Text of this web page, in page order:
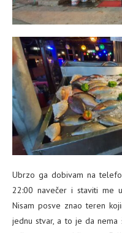
Ubrzo ga dobivam na
22:00 navečer i staviti me
Nisam posve znao teren
jednu stvar, a to je da